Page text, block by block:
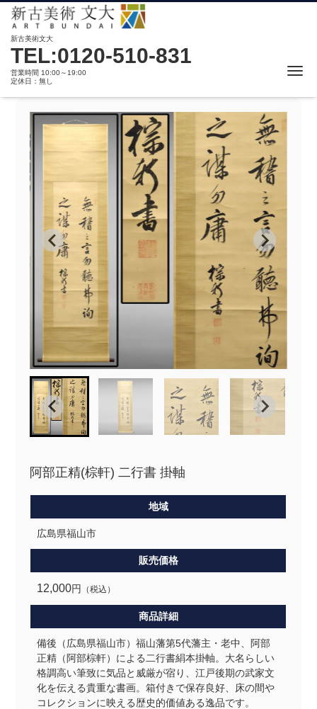
新古美術文大
TEL:0120-510-831
営業時間 10:00～19:00
定休日：無し
阿部正精(棕軒) 二行書 掛軸
地域
広島県福山市
販売価格
12,000円 （税込）
商品詳細
備後（広島県福山市）福山藩第5代藩主・老中、阿部
正精（阿部棕軒）による二行書絹本掛軸。大名らしい
格調高い筆致に気品と威厳が宿り、江戸後期の武家文
化を伝える貴重な書画。箱付きで保存良好、床の間や
コレクションに映える歴史的価値ある逸品です。